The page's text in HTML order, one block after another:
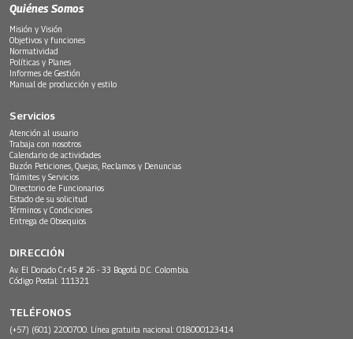
Quiénes Somos
Misión y Visión
Objetivos y funciones
Normatividad
Políticas y Planes
Informes de Gestión
Manual de producción y estilo
Servicios
Atención al usuario
Trabaja con nosotros
Calendario de actividades
Buzón Peticiones, Quejas, Reclamos y Denuncias
Trámites y Servicios
Directorio de Funcionarios
Estado de su solicitud
Términos y Condiciones
Entrega de Obsequios
DIRECCIÓN
Av. El Dorado Cr.45 # 26 - 33 Bogotá D.C. Colombia.
Código Postal: 111321
TELÉFONOS
(+57) (601) 2200700. Línea gratuita nacional: 018000123414